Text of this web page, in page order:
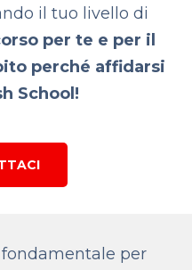
il tuo livello di
per te e per il
perché affidarsi
School!
fondamentale per